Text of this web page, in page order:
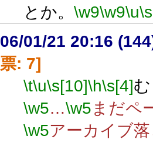
とか。 \w9\w9\u
06/01/21 20:16
票: 7]
\t\u\s[10]\h\s[4]
\w5…\w5まだペ
\w5アーカイブ